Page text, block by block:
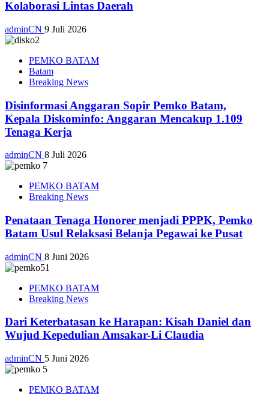
Kolaborasi Lintas Daerah
adminCN 9 Juli 2026
PEMKO BATAM
Batam
Breaking News
Disinformasi Anggaran Sopir Pemko Batam,
Kepala Diskominfo: Anggaran Mencakup 1.109
Tenaga Kerja
adminCN 8 Juli 2026
PEMKO BATAM
Breaking News
Penataan Tenaga Honorer menjadi PPPK, Pemko
Batam Usul Relaksasi Belanja Pegawai ke Pusat
adminCN 8 Juni 2026
PEMKO BATAM
Breaking News
Dari Keterbatasan ke Harapan: Kisah Daniel dan
Wujud Kepedulian Amsakar-Li Claudia
adminCN 5 Juni 2026
PEMKO BATAM